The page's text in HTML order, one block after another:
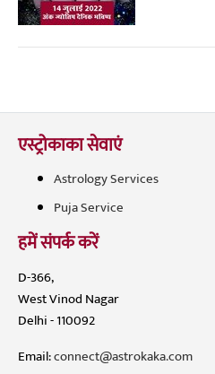
एस्ट्रोकाका सेवाएं
Astrology Services
Puja Service
हमें संपर्क करें
D-366,
West Vinod Nagar
Delhi - 110092
Email:connect@astrokaka.com